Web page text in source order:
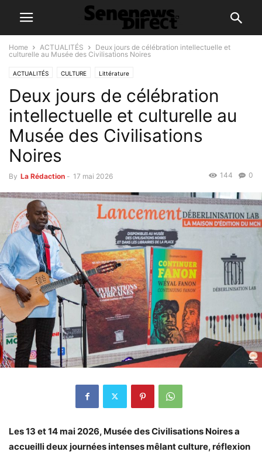
Home ACTUALITÉS
Deux jours de célébration intellectuelle et
culturelle au Musée des Civilisations Noires
ACTUALITÉS CULTURE Littérature
Deux jours de célébration
intellectuelle et culturelle au
Musée des Civilisations
Noires
By La Rédaction - 17 mai 2026 0
144
Les 13 et 14 mai 2026, Musée des Civilisations Noires a
accueilli deux journées intenses mêlant culture, réflexion